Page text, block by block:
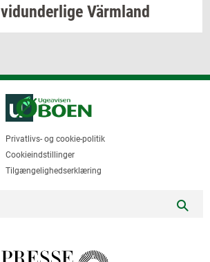
vi­dun­der­li­ge Värmland
Privatlivs- og cookie-politik
Cookieindstillinger
Tilgængelighedserklæring